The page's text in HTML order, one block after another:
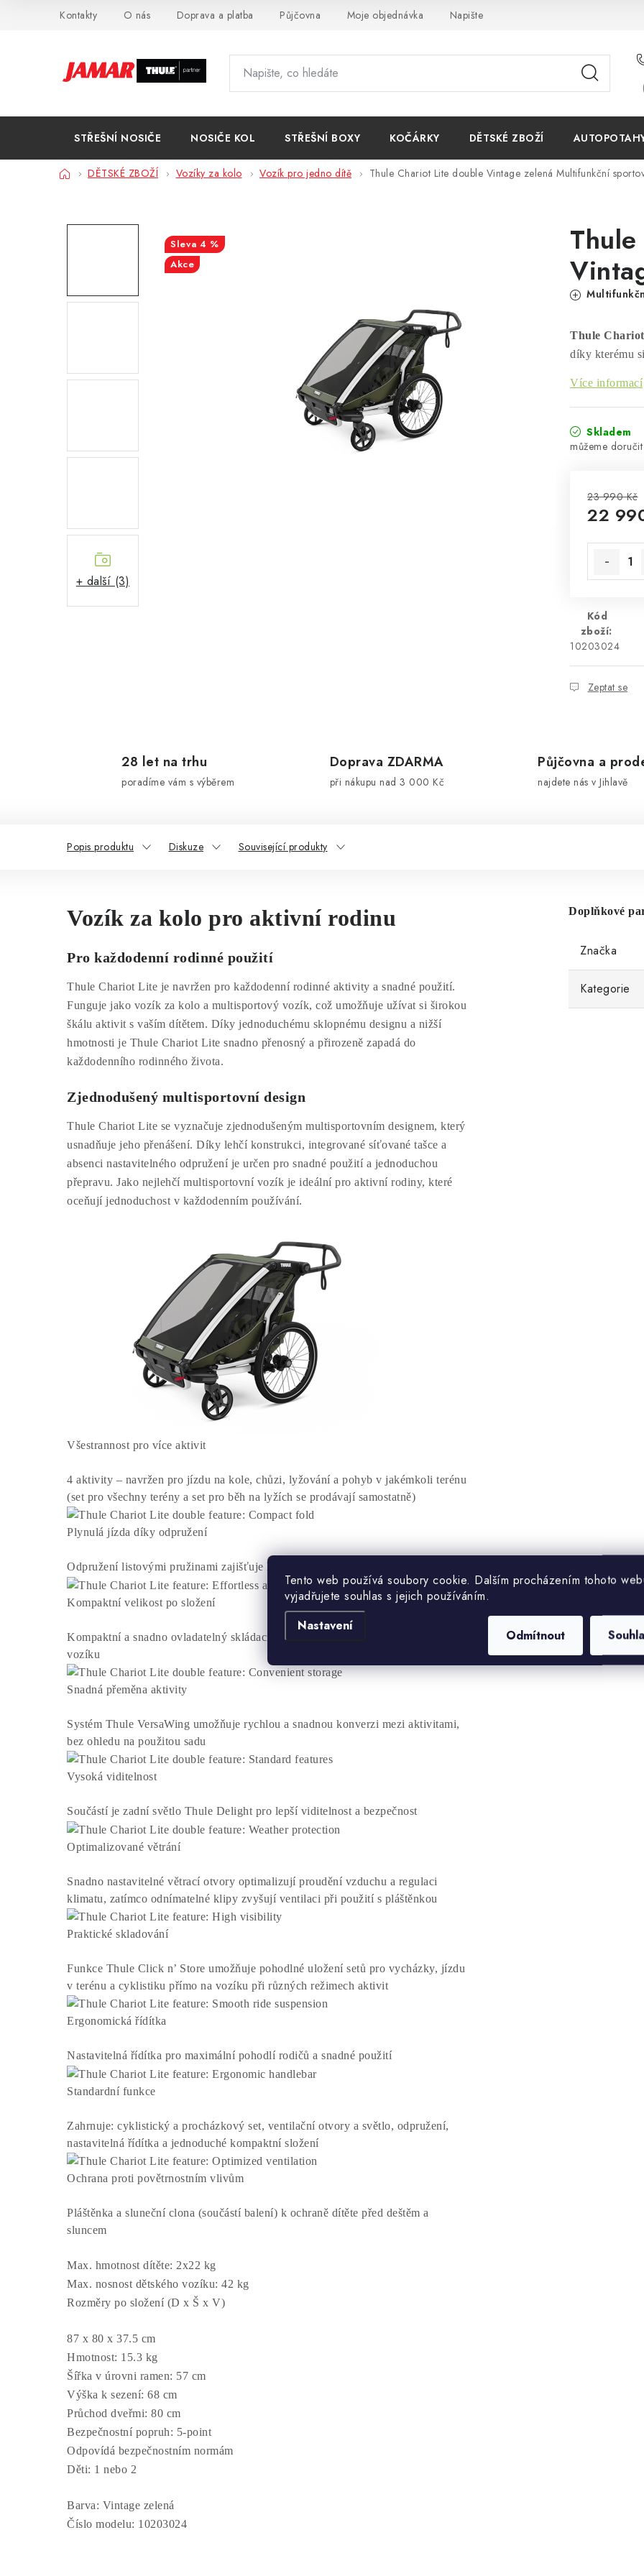
Tento web používá soubory cookie. Dalším procházením tohoto
vyjadřujete souhlas s jejich používáním.
Nastavení
Odmítnout
Kontakty O nás Doprava a platba Půjčovna Moje objednávka Napište nám
STŘEŠNÍ NOSIČE NOSIČE KOL STŘEŠNÍ BOXY KOČÁRKY DĚTSKÉ ZBOŽÍ
DomůDĚTSKÉ ZBOŽÍ Vozíky za kolo Vozík pro jedno dítě Thule Chariot Lite double Vintage zelená Multifunkční
+ další (3)
Thule
díky kterému
Více informací
Skladem
23 990 Kč
22
Kód
zboží:
10203024
Zeptat se
4 %
Akce
28 let na trhu
poradíme vám s výběrem
Doprava ZDARMA
při nákupu nad 3 000 Kč
Půjčovna a
najdete nás v Jihlavě
Popis produktu Diskuze Související produkty
Vozík za kolo pro aktivní rodinu
Pro každodenní rodinné použití
Thule Chariot Lite je navržen pro každodenní rodinné aktivity a snadné použití.
Funguje jako vozík za kolo a multisportový vozík, což umožňuje užívat si širokou
škálu aktivit s vaším dítětem. Díky jednoduchému sklopnému designu a nižší
hmotnosti je Thule Chariot Lite snadno přenosný a přirozeně zapadá do
každodenního rodinného života.
Zjednodušený multisportovní design
Thule Chariot Lite se vyznačuje zjednodušeným multisportovním designem, který
usnadňuje jeho přenášení. Díky lehčí konstrukci, integrované síťované tašce a
absenci nastavitelného odpružení je určen pro snadné použití a jednoduchou
přepravu. Jako nejlehčí multisportovní vozík je ideální pro aktivní rodiny, které
oceňují jednoduchost v každodenním používání.
Všestrannost pro více aktivit
4 aktivity – navržen pro jízdu na kole, chůzi, lyžování a pohyb v jakémkoli terénu
(set pro všechny terény a set pro běh na lyžích se prodávají samostatně)
Plynulá jízda díky odpružení
Odpružení listovými pružinami zajišťuje hladkou a pohodlnou jízdu
Kompaktní velikost po složení
Kompaktní a snadno ovladatelný skládací mechanismus usnadňuje přepravu
vozíku
Snadná přeměna aktivity
Systém Thule VersaWing umožňuje rychlou a snadnou konverzi mezi aktivitami,
bez ohledu na použitou sadu
Vysoká viditelnost
Součástí je zadní světlo Thule Delight pro lepší viditelnost a bezpečnost
Optimalizované větrání
Snadno nastavitelné větrací otvory optimalizují proudění vzduchu a regulaci
klimatu, zatímco odnímatelné klipy zvyšují ventilaci při použití s pláštěnkou
Praktické skladování
Funkce Thule Click n’ Store umožňuje pohodlné uložení setů pro vycházky, jízdu
v terénu a cyklistiku přímo na vozíku při různých režimech aktivit
Ergonomická řídítka
Nastavitelná řídítka pro maximální pohodlí rodičů a snadné použití
Standardní funkce
Zahrnuje: cyklistický a procházkový set, ventilační otvory a světlo, odpružení,
nastavitelná řídítka a jednoduché kompaktní složení
Ochrana proti povětrnostním vlivům
Pláštěnka a sluneční clona (součástí balení) k ochraně dítěte před deštěm a
sluncem
Max. hmotnost dítěte: 2x22 kg
Max. nosnost dětského vozíku: 42 kg
Rozměry po složení (D x Š x V)
87 x 80 x 37.5 cm
Hmotnost: 15.3 kg
Šířka v úrovni ramen: 57 cm
Výška k sezení: 68 cm
Průchod dveřmi: 80 cm
Bezpečnostní popruh: 5-point
Odpovídá bezpečnostním normám
Děti: 1 nebo 2
Barva: Vintage zelená
Číslo modelu: 10203024
Doplňkové
Značka
Kategorie